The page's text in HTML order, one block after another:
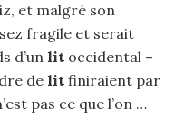
et malgré son
fragile et serait
d’un lit occidental –
de lit finiraient par
pas ce que l’on …